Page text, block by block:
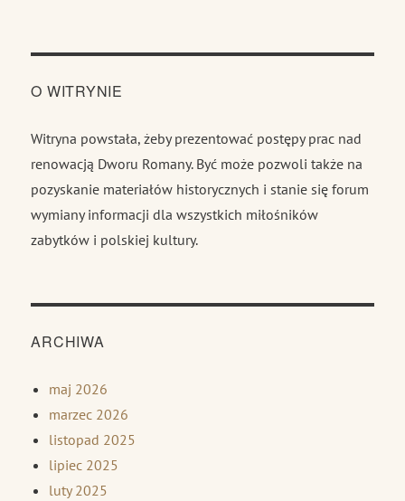
O WITRYNIE
Witryna powstała, żeby prezentować postępy prac nad
renowacją Dworu Romany. Być może pozwoli także na
pozyskanie materiałów historycznych i stanie się forum
wymiany informacji dla wszystkich miłośników
zabytków i polskiej kultury.
ARCHIWA
maj 2026
marzec 2026
listopad 2025
lipiec 2025
luty 2025